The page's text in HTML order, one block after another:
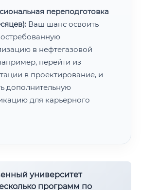
переподготовка
Ваш шанс освоить
в нефтегазовой
перейти из
в проектирование, и
дополнительную
для карьерного
университет
программ по